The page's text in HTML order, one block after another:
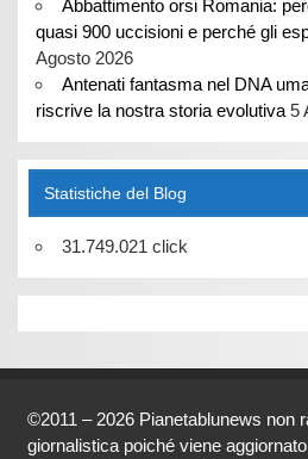
Abbattimento orsi Romania:
quasi 900 uccisioni e perché gli
Agosto 2026
Antenati fantasma nel DNA
riscrive la nostra storia evolutiva 5
Statistiche del Blog
31.749.021 click
©2011 – 2026 Pianetablunews non
giornalistica poiché viene